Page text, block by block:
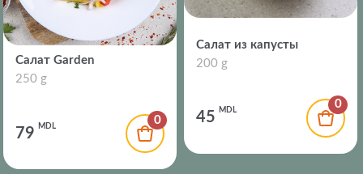
Салат Garden
250 g
79 MDL 0
Cалат из капусты
200 g
45 MDL 0